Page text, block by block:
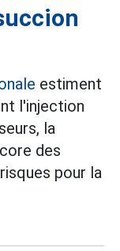
estiment
l'injection
la
des
pour la